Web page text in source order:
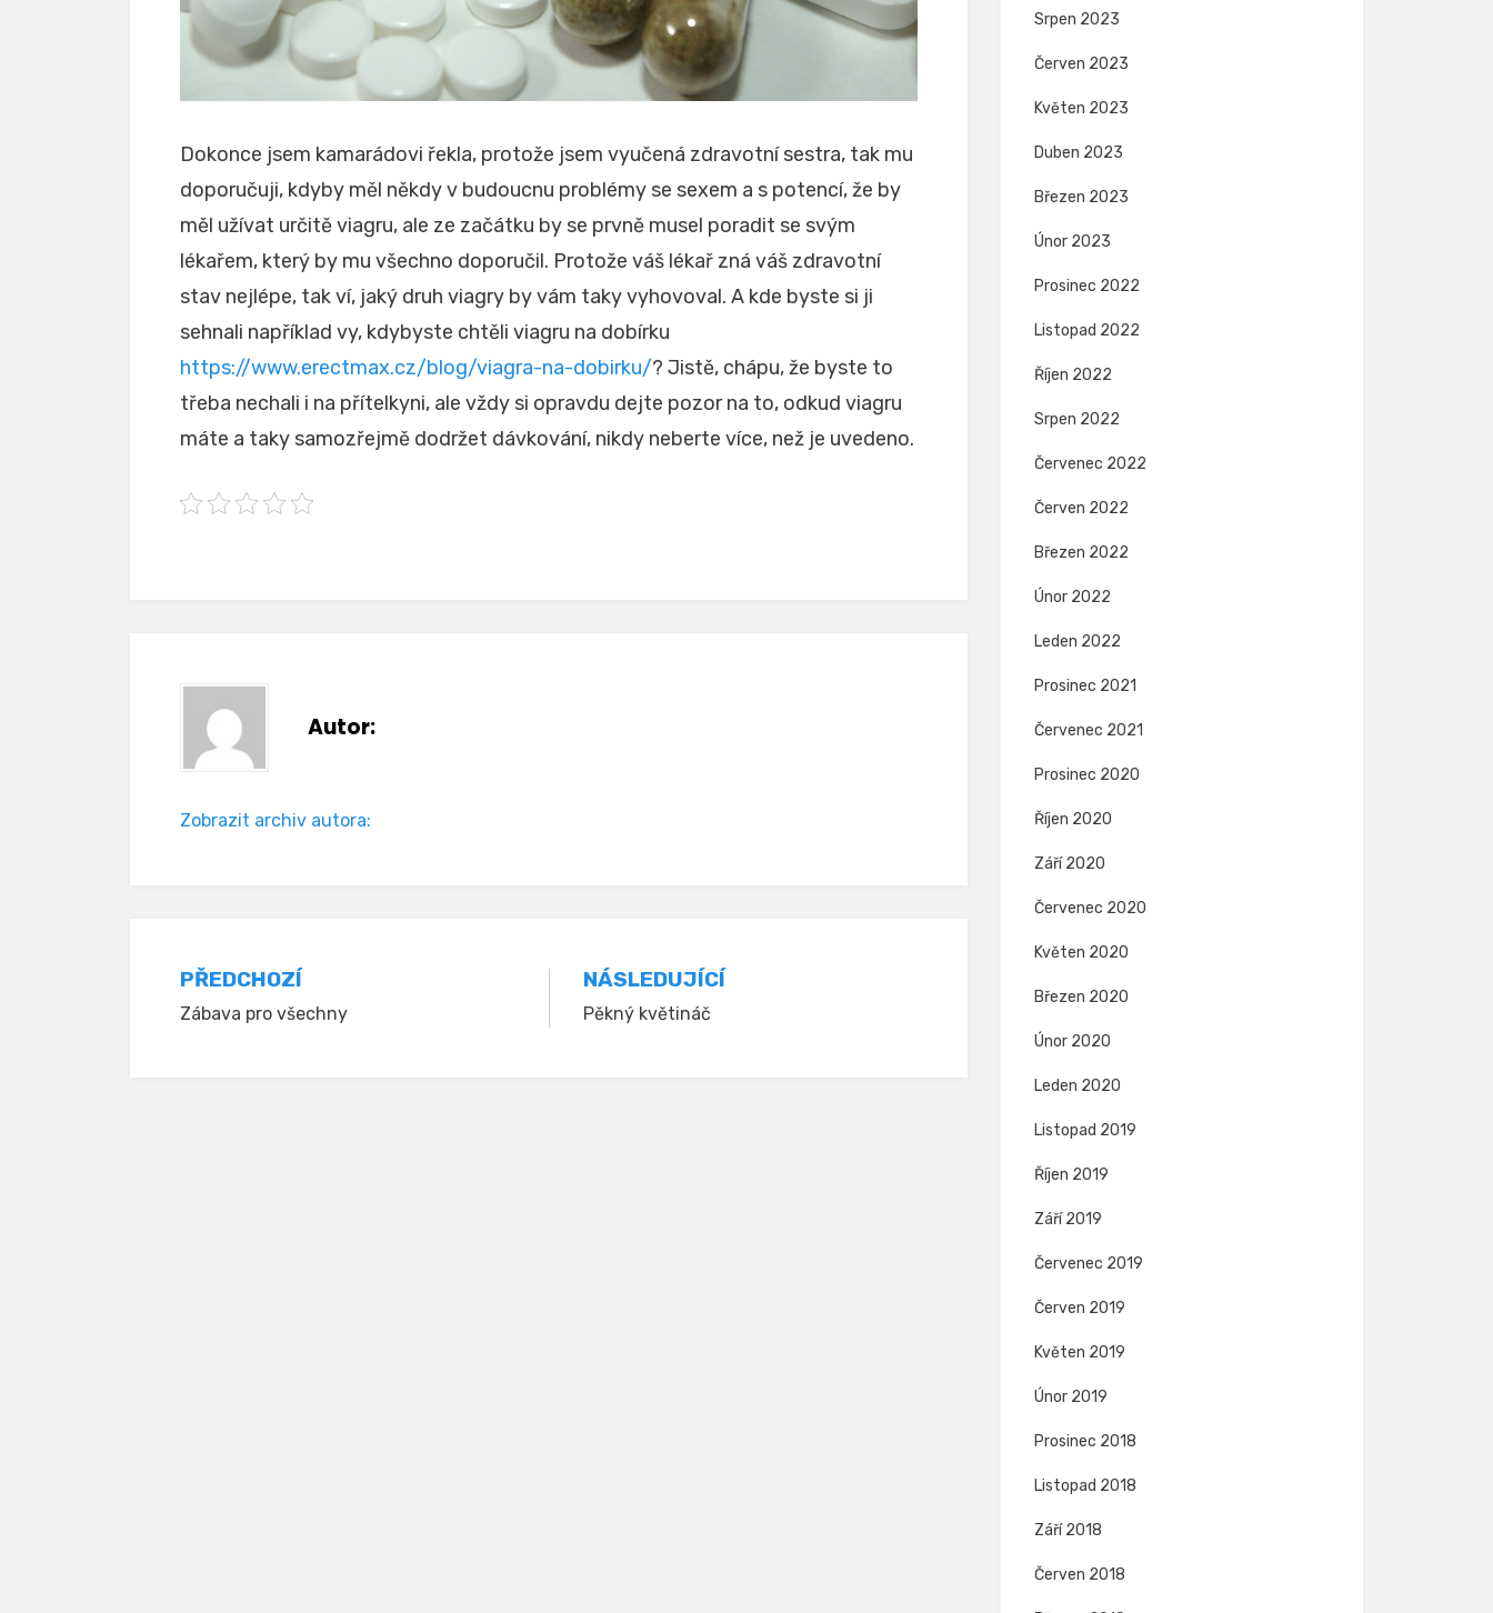
Dokonce jsem kamarádovi řekla, protože jsem vyučená zdravotní sestra, tak mu
doporučuji, kdyby měl někdy v budoucnu problémy se sexem a s potencí, že by
měl užívat určitě viagru, ale ze začátku by se prvně musel poradit se svým
lékařem, který by mu všechno doporučil. Protože váš lékař zná váš zdravotní
stav nejlépe, tak ví, jaký druh viagry by vám taky vyhovoval. A kde byste si ji
sehnali například vy, kdybyste chtěli viagru na dobírku
https://www.erectmax.cz/blog/viagra-na-dobirku/? Jistě, chápu, že byste to
třeba nechali i na přítelkyni, ale vždy si opravdu dejte pozor na to, odkud viagru
máte a taky samozřejmě dodržet dávkování, nikdy neberte více, než je uvedeno.
Autor:
Zobrazit archiv autora:
Navigace
pro
PŘEDCHOZÍ
Zábava pro všechny
NÁSLEDUJÍCÍ
Pěkný květináč
Srpen 2023
Červen 2023
Květen 2023
Duben 2023
Březen 2023
Únor 2023
Prosinec 2022
Listopad 2022
Říjen 2022
Srpen 2022
Červenec 2022
Červen 2022
Březen 2022
Únor 2022
Leden 2022
Prosinec 2021
Červenec 2021
Prosinec 2020
Říjen 2020
Září 2020
Červenec 2020
Květen 2020
Březen 2020
Únor 2020
Leden 2020
Listopad 2019
Říjen 2019
Září 2019
Červenec 2019
Červen 2019
Květen 2019
Únor 2019
Prosinec 2018
Listopad 2018
Září 2018
Červen 2018